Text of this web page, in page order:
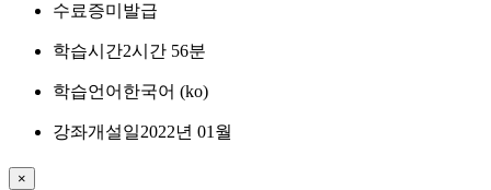
수료증미발급
학습시간2시간 56분
학습언어 한국어 ‎(ko)‎
강좌개설일2022년 01월
×